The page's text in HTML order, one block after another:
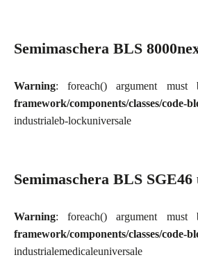
Semimaschera BLS
Warning: foreach() argument
framework/components/classes/code-
industrialeb-lockuniversale
Semimaschera BLS
Warning: foreach() argument
framework/components/classes/code-
industrialemedicaleuniversale